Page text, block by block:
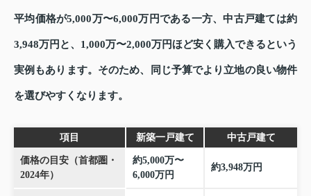
平均価格が5,000万〜6,000万円である一方、中古戸建ては約
3,948万円と、1,000万〜2,000万円ほど安く購入できるという
実例もあります。そのため、同じ予算でより立地の良い物件
を選びやすくなります。
項目 新築一戸建て 中古戸建て
価格の目安（首都圏・
2024年）
約5,000万〜
6,000万円
約3,948万円